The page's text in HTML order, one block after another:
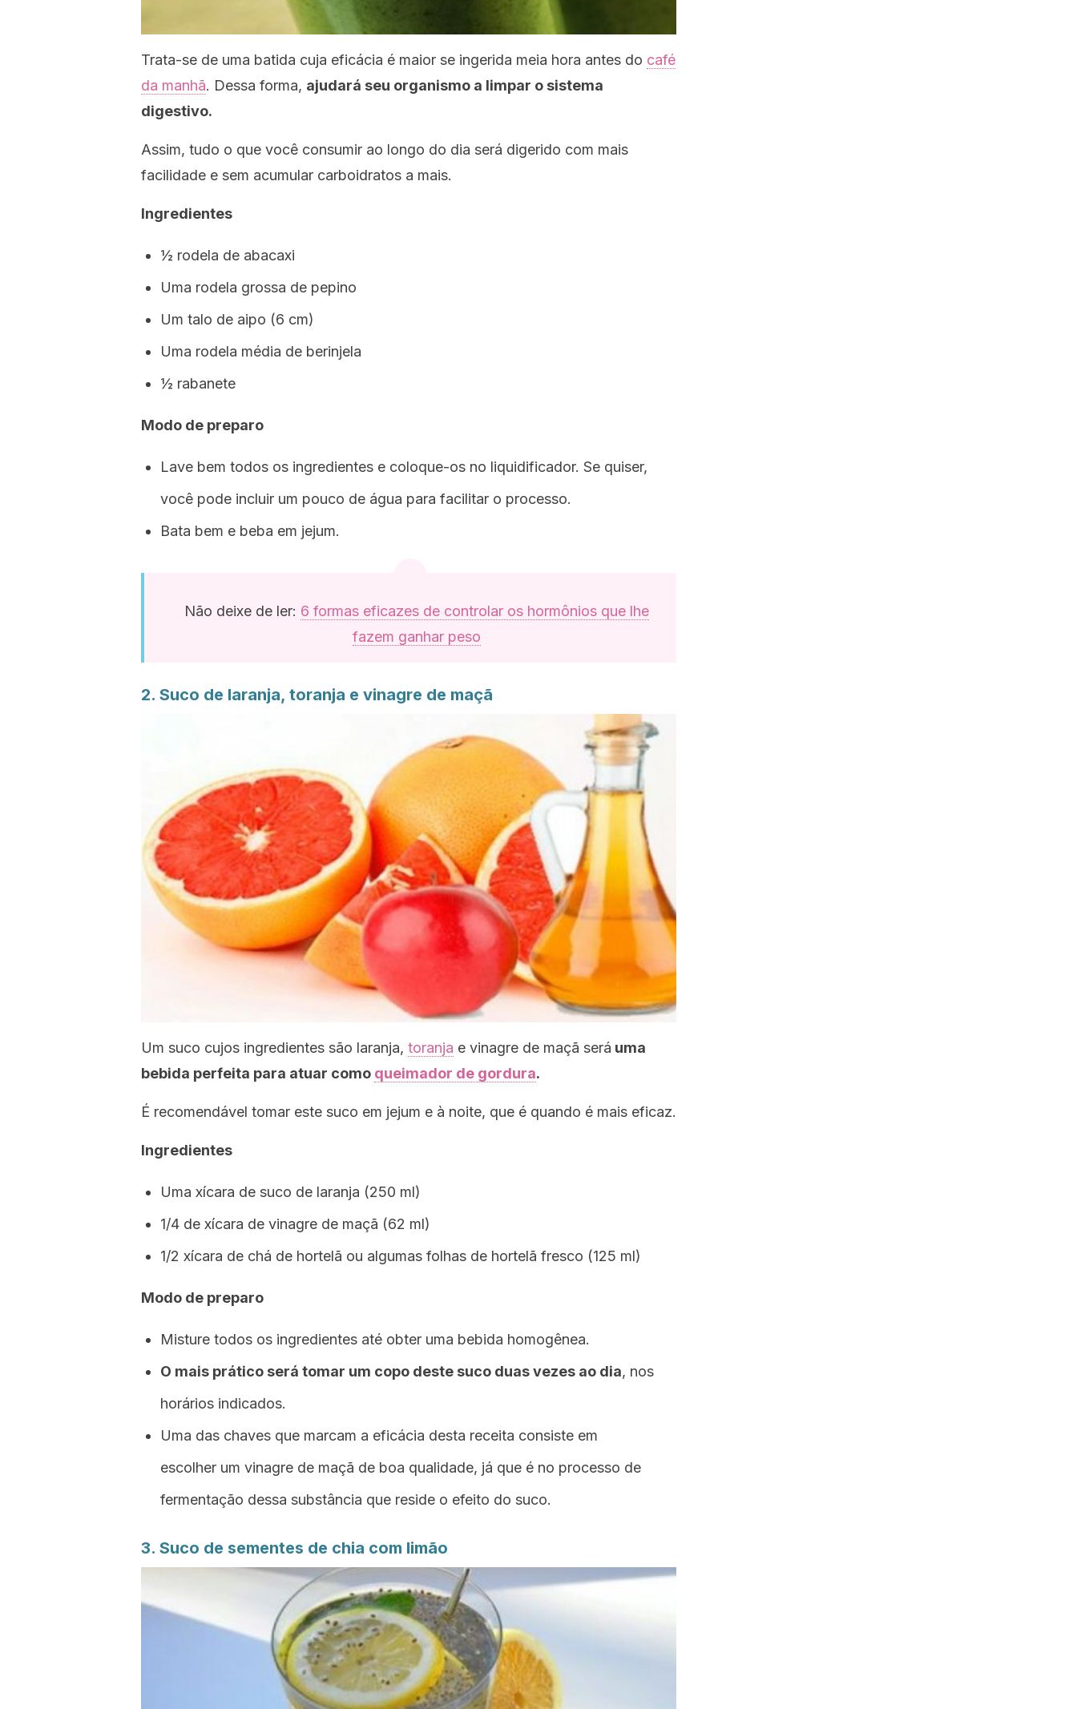
Trata-se de uma batida cuja eficácia é maior se ingerida meia hora antes do café
da manhã. Dessa forma, ajudará seu organismo a limpar o sistema
digestivo.
Assim, tudo o que você consumir ao longo do dia será digerido com mais
facilidade e sem acumular carboidratos a mais.
Ingredientes
½ rodela de abacaxi
Uma rodela grossa de pepino
Um talo de aipo (6 cm)
Uma rodela média de berinjela
½ rabanete
Modo de preparo
Lave bem todos os ingredientes e coloque-os no liquidificador. Se quiser,
você pode incluir um pouco de água para facilitar o processo.
Bata bem e beba em jejum.
Não deixe de ler: 6 formas eficazes de controlar os hormônios que lhe
fazem ganhar peso
2. Suco de laranja, toranja e vinagre de maçã
Um suco cujos ingredientes são laranja, toranja e vinagre de maçã será uma
bebida perfeita para atuar como queimador de gordura.
É recomendável tomar este suco em jejum e à noite, que é quando é mais eficaz.
Ingredientes
Uma xícara de suco de laranja (250 ml)
1/4 de xícara de vinagre de maçã (62 ml)
1/2 xícara de chá de hortelã ou algumas folhas de hortelã fresco (125 ml)
Modo de preparo
Misture todos os ingredientes até obter uma bebida homogênea.
O mais prático será tomar um copo deste suco duas vezes ao dia, nos
horários indicados.
Uma das chaves que marcam a eficácia desta receita consiste em
escolher um vinagre de maçã de boa qualidade, já que é no processo de
fermentação dessa substância que reside o efeito do suco.
3. Suco de sementes de chia com limão